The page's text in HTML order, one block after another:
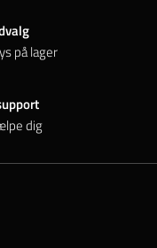
på lager
dig